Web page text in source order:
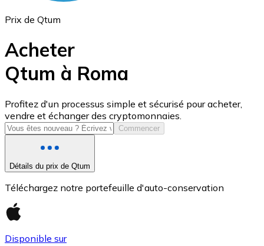
USD Coin
USDC
Prix de Qtum
Acheter
Qtum à Roma
Profitez d'un processus simple et sécurisé pour acheter,
vendre et échanger des cryptomonnaies.
Commencer
Détails du prix de Qtum
Téléchargez notre portefeuille d'auto-conservation
Disponible sur